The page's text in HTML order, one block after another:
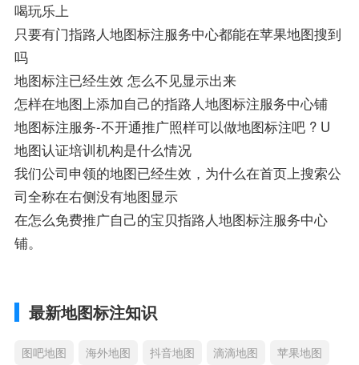
喝玩乐上
只要有门指路人地图标注服务中心都能在苹果地图搜到
吗
地图标注已经生效 怎么不见显示出来
怎样在地图上添加自己的指路人地图标注服务中心铺
地图标注服务-不开通推广照样可以做地图标注吧 ? U
地图认证培训机构是什么情况
我们公司申领的地图已经生效，为什么在首页上搜索公
司全称在右侧没有地图显示
在怎么免费推广自己的宝贝指路人地图标注服务中心
铺。
最新地图标注知识
图吧地图 海外地图 抖音地图 滴滴地图 苹果地图